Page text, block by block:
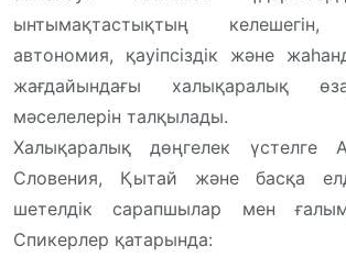
ынтымақтастықтың келешегін,
автономия, қауіпсіздік және
жағдайындағы халықаралық
мәселелерін талқылады.
Халықаралық дөңгелек үстелге
Словения, Қытай және басқа
шетелдік сарапшылар мен
Спикерлер қатарында: